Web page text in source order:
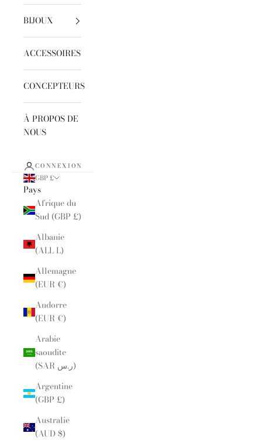
BIJOUX
ACCESSOIRES
CONCEPTEURS
À PROPOS DE
NOUS
CONNEXION
GBP £
Pays
Afrique du
Sud (GBP £)
Albanie
(ALL L)
Allemagne
(EUR €)
Andorre
(EUR €)
Arabie
saoudite
(SAR ر.س)
Argentine
(GBP £)
Australie
(AUD $)